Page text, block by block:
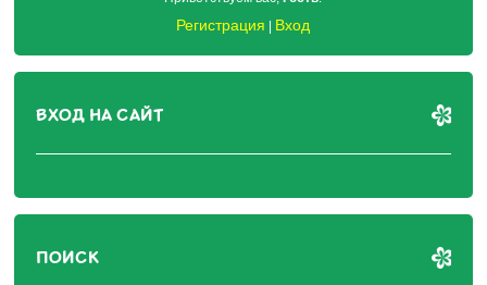
Регистрация Вход
ВХОД НА САЙТ
ПОИСК